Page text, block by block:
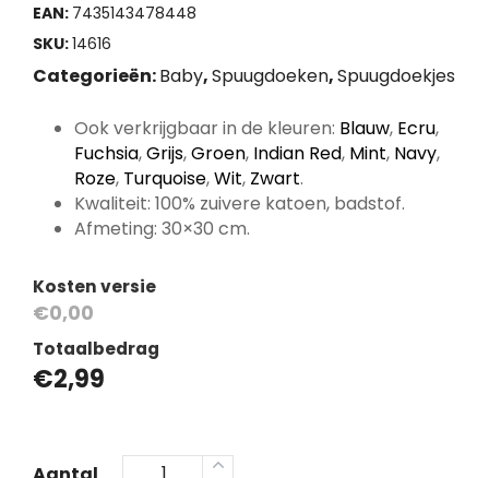
EAN: 7435143478448
SKU:14616
Categorieën:Baby,Spuugdoeken,Spuugdoekjes
Ook verkrijgbaar in de kleuren: Blauw, Ecru,
Fuchsia,Grijs,Groen, Indian Red, Mint, Navy,
Roze, Turquoise,Wit, Zwart.
Kwaliteit: 100% zuivere katoen, badstof.
Afmeting: 30×30 cm.
Kosten versie
€0,00
Totaalbedrag
€2,99